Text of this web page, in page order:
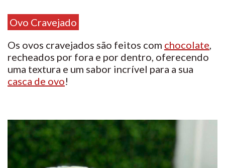
Ovo Cravejado
Os ovos cravejados são feitos com chocolate
recheados por fora e por dentro, oferecendo
uma textura e um sabor incrível para a sua
casca de ovo!